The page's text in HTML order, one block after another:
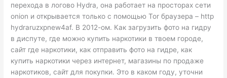
перехода в логово Hydra, она работает на просторах сети
onion и открывается только с помощью Tor браузера – http
hydraruzxpnew4аf. В 2012-ом. Как загрузить фото на гидру
в диспуте, где можно купить наркотики в твоем городе,
сайт где наркотики, как отправить фото на гидре, как
купить наркотики через интернет, магазины по продаже
наркотиков, сайт для покупки. Это в каком году, уточни